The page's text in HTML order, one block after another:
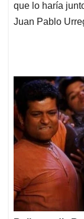
que lo haría
Juan Pablo